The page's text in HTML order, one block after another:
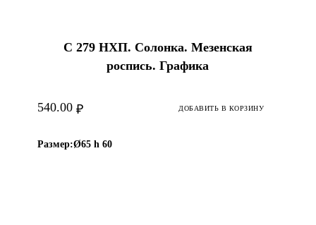
С 279 НХП. Солонка. Мезенская
роспись. Графика
₽
540.00 ДОБАВИТЬ В КОРЗИНУ
Размер:Ø65 h 60